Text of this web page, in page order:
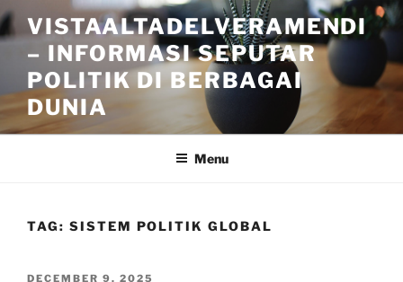
Skip
to
content
VISTAALTADELVERAMENDI
– INFORMASI SEPUTAR
POLITIK DI BERBAGAI
DUNIA
Menu
TAG: SISTEM POLITIK GLOBAL
POSTED
DECEMBER 9, 2025